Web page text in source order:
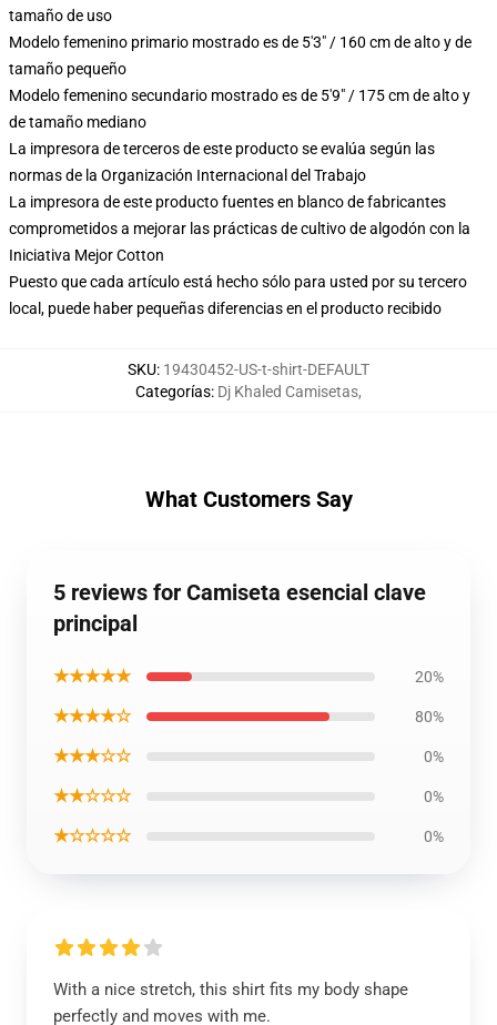
tamaño de uso
Modelo femenino primario mostrado es de 5'3" / 160 cm de alto y de
tamaño pequeño
Modelo femenino secundario mostrado es de 5'9" / 175 cm de alto y
de tamaño mediano
La impresora de terceros de este producto se evalúa según las
normas de la Organización Internacional del Trabajo
La impresora de este producto fuentes en blanco de fabricantes
comprometidos a mejorar las prácticas de cultivo de algodón con la
Iniciativa Mejor Cotton
Puesto que cada artículo está hecho sólo para usted por su tercero
local, puede haber pequeñas diferencias en el producto recibido
SKU: 19430452-US-t-shirt-DEFAULT
Categorías: Dj Khaled Camisetas,
What Customers Say
5 reviews for Camiseta esencial clave
principal
★★★★★ 20%
★★★★☆ 80%
★★★☆☆ 0%
★★☆☆☆ 0%
★☆☆☆☆ 0%
With a nice stretch, this shirt fits my body shape
perfectly and moves with me.